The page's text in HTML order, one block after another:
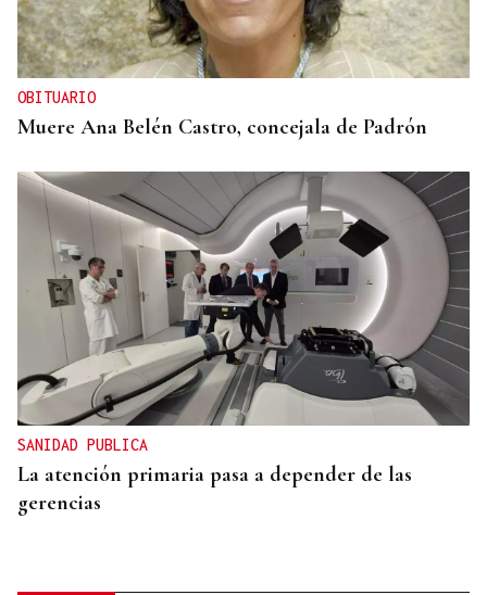
OBITUARIO
Muere Ana Belén Castro, concejala de Padrón
SANIDAD PUBLICA
La atención primaria pasa a depender de las
gerencias